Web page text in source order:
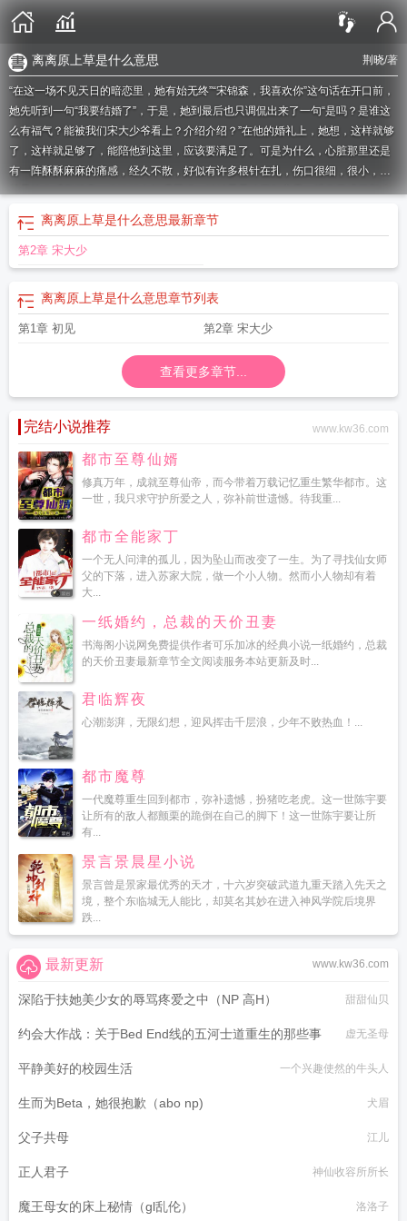
荆晓/著
离离原上草是什么意思
“在这一场不见天日的暗恋里，她有始无终”“宋锦森，我喜欢你”这句话在开口前，
她先听到一句“我要结婚了”，于是，她到最后也只调侃出来了一句“是吗？是谁这
么有福气？能被我们宋大少爷看上？介绍介绍？”在他的婚礼上，她想，这样就够
了，这样就足够了，能陪他到这里，应该要满足了。可是为什么，心脏那里还是
有一阵酥酥麻麻的痛感，经久不散，好似有许多根针在扎，伤口很细，很小，但
就是让人感觉很疼。当晚她在酒吧买醉，摇摇晃晃地回到家里，视觉已经不那么
清晰，说话也很难，她好累啊，可是她还是一遍遍的重复“宋锦森，我好像还是喜
欢你，无论你喜欢谁，我都喜欢你只喜欢你”这句话无人听见，她也不想让别人听
见，就是觉得好遗憾啊好难过啊可是，她应该用一种什么身份来觉得难过呢？怪
不得人们常说，年少时不能遇见太惊艳的人，否则你这一辈子，就很难再喜欢上
别人了离离暑云散 袅袅凉风起 池上秋又来 荷花半成子
靡靡摇摇悠悠这四组词语有什么特点离离馆主电影离离原草一岁一枯荣作者离
离原草一岁一枯荣的离离
离离原上草意思离离怂怂的小包 笔趣阁
离离艾 离离馆主离离无归 离离原上草是谁写的
离离如星辰全文免费阅读离离重生怂怂的小包 笔趣阁
是什么生肖离离燃光 离离全文免费离离什
么意思离离原草一岁一枯荣野火烧不尽春风吹又生意思
野火烧不尽春风吹又生
离离原草一岁一枯荣全诗描述的
一岁一枯荣的意思离离草原袅袅凉风起是哪个节气 离离缘木半遮红若水如花会
月中已解西提约定意 佳人
荣翻译离离 云拿月离离蔚蔚是什么意思
音离离原上草的诗名原来叫什么
袅秋风起什么意思离离原草一岁一枯荣用什么语气读离离原草一岁一枯荣野火
烧不尽春风吹又生是哪首诗
离离原上草是什么意思最新章节
第2章 宋大少
离离原上草是什么意思章节列表
第1章 初见 第2章 宋大少
查看更多章节...
完结小说推荐 www.kw36.com
都市至尊仙婿
修真万年，成就至尊仙帝，而今带着万载记忆重生繁华都市。这
一世，我只求守护所爱之人，弥补前世遗憾。待我重...
都市全能家丁
一个无人问津的孤儿，因为坠山而改变了一生。为了寻找仙女师
父的下落，进入苏家大院，做一个小人物。然而小人物却有着
大...
一纸婚约，总裁的天价丑妻
书海阁小说网免费提供作者可乐加冰的经典小说一纸婚约，总裁
的天价丑妻最新章节全文阅读服务本站更新及时...
君临辉夜
心潮澎湃，无限幻想，迎风挥击千层浪，少年不败热血！...
都市魔尊
一代魔尊重生回到都市，弥补遗憾，扮猪吃老虎。这一世陈宇要
让所有的敌人都颤栗的跪倒在自己的脚下！这一世陈宇要让所
有...
景言景晨星小说
景言曾是景家最优秀的天才，十六岁突破武道九重天踏入先天之
境，整个东临城无人能比，却莫名其妙在进入神风学院后境界
跌...
www.kw36.com
最新更新
深陷于扶她美少女的辱骂疼爱之中（NP 高H） 甜甜仙贝
约会大作战：关于Bed End线的五河士道重生的那些事 虚无圣母
平静美好的校园生活 一个兴趣使然的牛头人
生而为Beta，她很抱歉（abo np) 犬眉
父子共母 江儿
正人君子 神仙收容所所长
魔王母女的床上秘情（gl乱伦） 洛洛子